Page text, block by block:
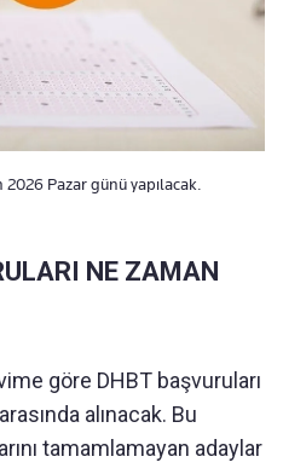
2026 Pazar günü yapılacak.
NE ZAMAN
göre DHBT başvuruları
alınacak. Bu
tamamlamayan adaylar